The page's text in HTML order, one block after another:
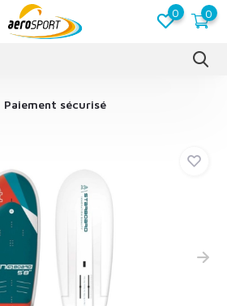
0 0
Paiement sécurisé